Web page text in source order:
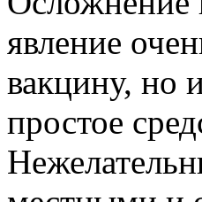
явление
вакцину, но
простое